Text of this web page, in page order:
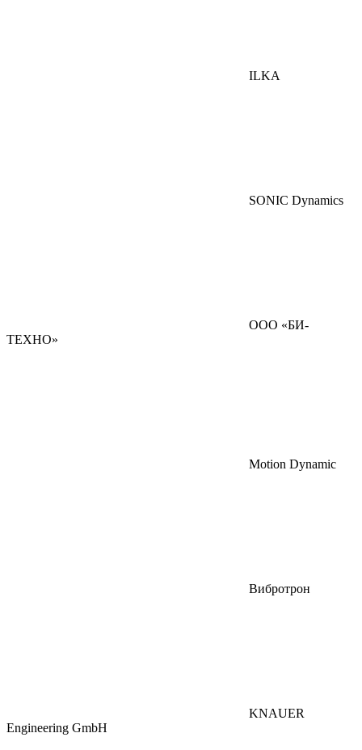
ILKA
SONIC Dynamics
ООО «БИ-
ТЕХНО»
Motion Dynamic
Вибротрон
KNAUER
Engineering GmbH